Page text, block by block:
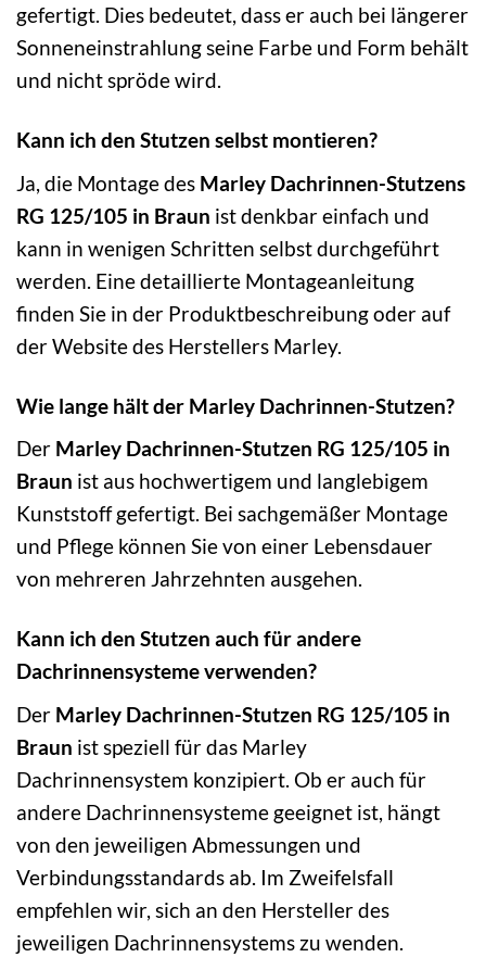
gefertigt. Dies bedeutet, dass er auch bei längerer
Sonneneinstrahlung seine Farbe und Form behält
und nicht spröde wird.
Kann ich den Stutzen selbst montieren?
Ja, die Montage des Marley Dachrinnen-Stutzens
RG 125/105 in Braun ist denkbar einfach und
kann in wenigen Schritten selbst durchgeführt
werden. Eine detaillierte Montageanleitung
finden Sie in der Produktbeschreibung oder auf
der Website des Herstellers Marley.
Wie lange hält der Marley Dachrinnen-Stutzen?
Der Marley Dachrinnen-Stutzen RG 125/105 in
Braun ist aus hochwertigem und langlebigem
Kunststoff gefertigt. Bei sachgemäßer Montage
und Pflege können Sie von einer Lebensdauer
von mehreren Jahrzehnten ausgehen.
Kann ich den Stutzen auch für andere
Dachrinnensysteme verwenden?
Der Marley Dachrinnen-Stutzen RG 125/105 in
Braun ist speziell für das Marley
Dachrinnensystem konzipiert. Ob er auch für
andere Dachrinnensysteme geeignet ist, hängt
von den jeweiligen Abmessungen und
Verbindungsstandards ab. Im Zweifelsfall
empfehlen wir, sich an den Hersteller des
jeweiligen Dachrinnensystems zu wenden.